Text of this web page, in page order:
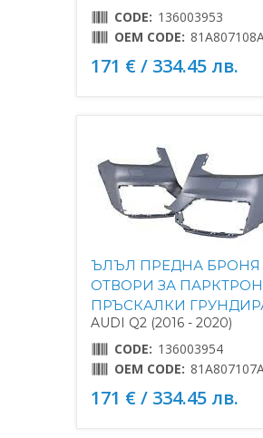
CODE: 136003953
OEM CODE:
171 € / 334.45 лв.
ЪЛЪЛ ПРЕДНА БРОНЯ
ОТВОРИ ЗА
ПРЪСКАЛКИ
AUDI Q2 (2016 - 2020)
CODE: 136003954
OEM CODE:
171 € / 334.45 лв.